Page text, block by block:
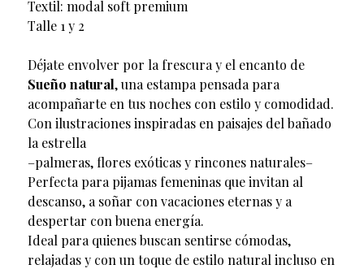
Textil: modal soft premium
Talle 1 y 2
Déjate envolver por la frescura y el encanto de
Sueño natural, una estampa pensada para
acompañarte en tus noches con estilo y comodidad.
Con ilustraciones inspiradas en paisajes del bañado
la estrella
–palmeras, flores exóticas y rincones naturales–
Perfecta para pijamas femeninas que invitan al
descanso, a soñar con vacaciones eternas y a
despertar con buena energía.
Ideal para quienes buscan sentirse cómodas,
relajadas y con un toque de estilo natural incluso en